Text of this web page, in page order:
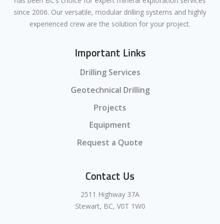
since 2006. Our versatile, modular drilling systems and highly
experienced crew are the solution for your project.
Important Links
Drilling Services
Geotechnical Drilling
Projects
Equipment
Request a Quote
Contact Us
2511 Highway 37A
Stewart, BC, V0T 1W0